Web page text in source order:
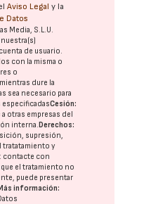
Aviso Legal y la
Datos
Media, S.L.U.
de usuario.
con la misma o
o
mientras dure la
sea necesario para
especificadasCesión:
otras empresas del
interna.Derechos:
supresión,
y
contacte con
el tratamiento no
puede presentar
información: